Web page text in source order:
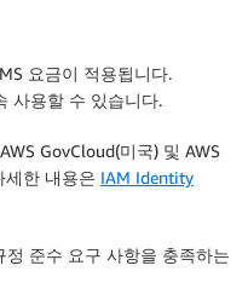
요금이 적용됩니다.
사용할 수 있습니다.
GovCloud(미국) 및 AWS
세한 내용은 IAM Identity
준수 요구 사항을 충족하는